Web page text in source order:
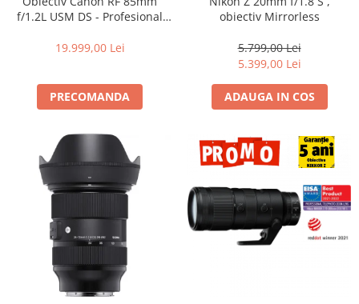
Becuri si lampa blitz studio
Imprimante si Consumabile
Imprimante
Scannere Documente
Hartie foto
Filme foto si scanere film
Materiale foto alb-negru
Aparate foto unica folosinta
Filme instant FUJI INSTAX
f/1.2L USM DS - Profesional
L
19.999,00 Lei
PRECOMANDA
obiectiv Mirrorless
5.799,00 Lei
5.399,00 Lei
ADAUGA IN COS